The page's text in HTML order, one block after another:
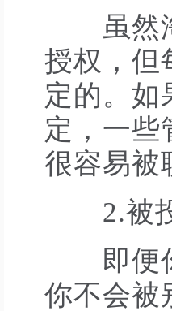
虽然淘
授权，但
定的。如
定，一些
很容易被
2.被投
即便你
你不会被